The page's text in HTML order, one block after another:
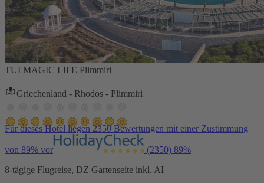
TUI MAGIC LIFE Plimmiri
Griechenland - Rhodos - Plimmiri
Für dieses Hotel liegen 2350 Bewertungen mit einer Zustimmung
von 89% vor (2350) 89%
8-tägige Flugreise, DZ Gartenseite inkl. AI